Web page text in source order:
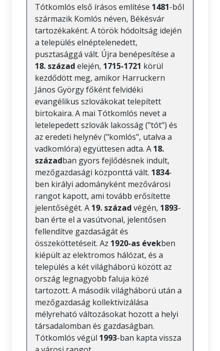
Tótkomlós első írásos említése 1481-ből
származik Komlós néven, Békésvár
tartozékaként. A török hódoltság idején
a település elnéptelenedett,
pusztasággá vált. Újra benépesítése a
18. század elején, 1715-1721 körül
kezdődött meg, amikor Harruckern
János György főként felvidéki
evangélikus szlovákokat telepített
birtokaira. A mai Tótkomlós nevet a
letelepedett szlovák lakosság ("tót") és
az eredeti helynév ("komlós", utalva a
vadkomlóra) együttesen adta. A 18.
században gyors fejlődésnek indult,
mezőgazdasági központtá vált. 1834-
ben királyi adományként mezővárosi
rangot kapott, ami tovább erősítette
jelentőségét. A 19. század végén, 1893-
ban érte el a vasútvonal, jelentősen
fellendítve gazdaságát és
összeköttetéseit. Az 1920-as években
kiépült az elektromos hálózat, és a
település a két világháború között az
ország legnagyobb faluja közé
tartozott. A második világháború után a
mezőgazdaság kollektivizálása
mélyreható változásokat hozott a helyi
társadalomban és gazdaságban.
Tótkomlós végül 1993-ban kapta vissza